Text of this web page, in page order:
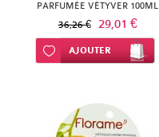
PARFUMÉE VÉTYVER 100ML
36,26 € 29,01 €
Ajouter à ma liste d’envie
AJOUTER